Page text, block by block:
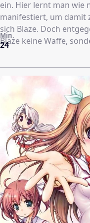
ein. Hier lernt man wie
manifestiert, um damit
sich Blaze. Doch
Blaze keine Waffe,
24
Min.